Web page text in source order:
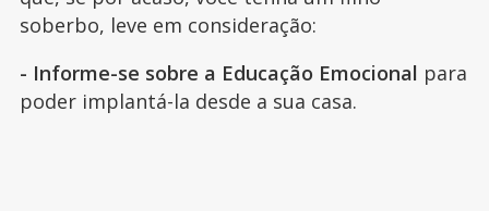
soberbo, leve em consideração:
- Informe-se sobre a Educação Emocional para
poder implantá-la desde a sua casa.